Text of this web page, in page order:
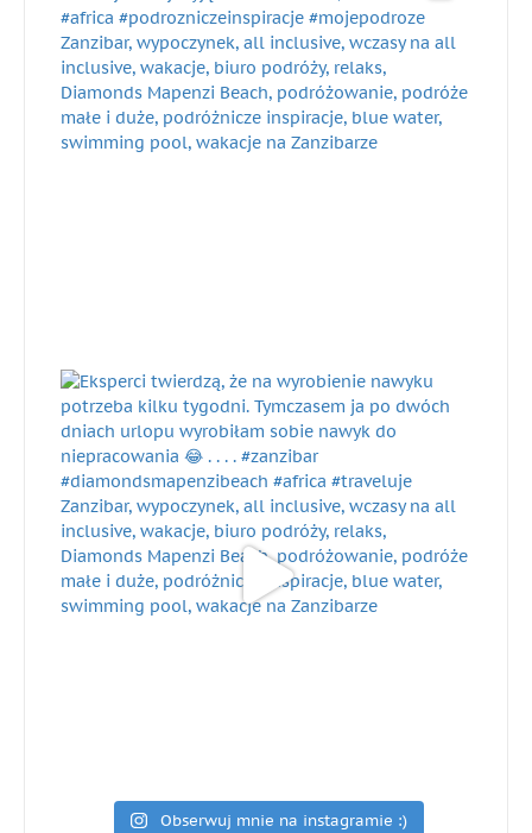
Obserwuj mnie na instagramie :)